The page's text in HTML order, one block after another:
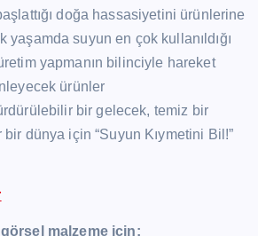
doğa hassasiyetini ürünlerine
yaşamda suyun en çok kullanıldığı
yapmanın bilinciyle hareket
ürünler
bir gelecek, temiz bir
dünya için “Suyun Kıymetini Bil!”
malzeme için: